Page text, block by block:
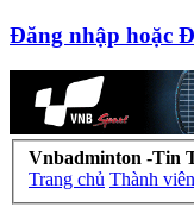
Đăng nhập hoặc
Vnbadminton -Tin
Trang chủ Thành viên